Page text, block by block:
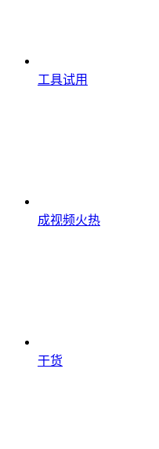
工具试用
成视频火热
干货